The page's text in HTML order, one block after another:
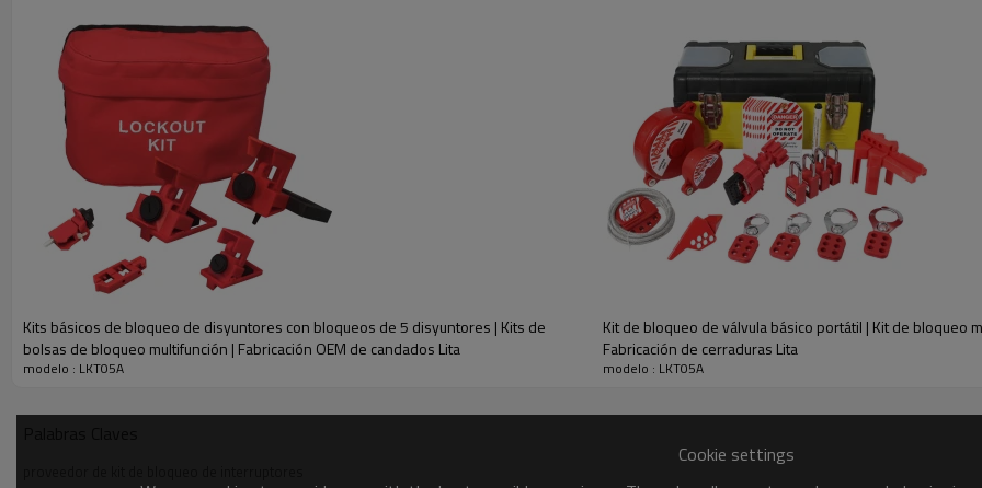
-Este kit proporciona el
dentro de la bolsa con
PARÁMETRO
Kits básicos de bloqueo de disyuntores con bloqueos de 5 disyuntores | Kits de
bolsas de bloqueo multifunción | Fabricación OEM de candados Lita
modelo : LKT05A
Kit de bloqueo de válvula básico portátil | Kit de bloqueo
Fabricación de cerraduras Lita
modelo : LKT05A
Cookie settings